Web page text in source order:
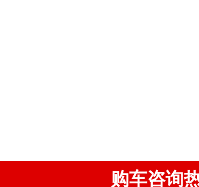
购车咨